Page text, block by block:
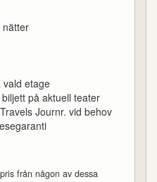
nätter
vald etage
på aktuell teater
Journr. vid behov
från någon av dessa